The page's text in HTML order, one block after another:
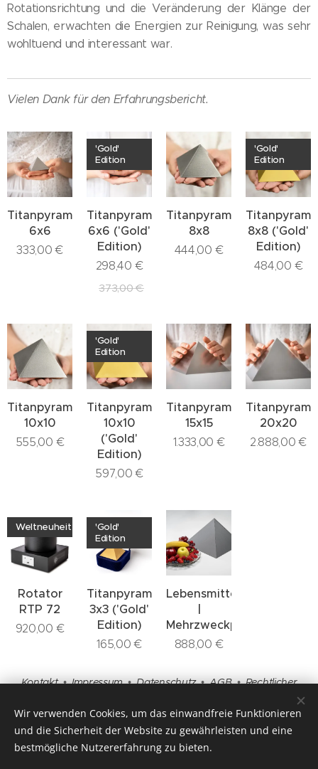
Rotationsrichtung und die Veränderung der Klänge der
Schalen, erwachten die Energien zur Reinigung, was sehr
wohltuend und interessant war.
Vielen Dank für den Erfahrungsbericht.
Titanpyramide
6x6
333,00 €
Titanpyramide
6x6 ('Gold'
Edition)
'Gold'
Edition
298,40 €
373,00€
Titanpyramide
8x8
444,00 €
8x8 ('Gold'
Edition)
'Gold'
Edition
484,00 €
Titanpyramide
10x10
555,00 €
Titanpyramide
10x10
('Gold'
Edition)
'Gold'
Edition
597,00 €
Titanpyramide
15x15
1.333,00 €
20x20
2.888,00 €
Rotator
RTP 72
Weltneuheit
920,00 €
Titanpyramide
3x3 ('Gold'
Edition)
'Gold'
Edition
165,00 €
Lebensmittelpyramide
Mehrzweckpyramide
888,00 €
Kontakt•Impressum•Datenschutz•AGB•Rechtlicher
Wir verwenden Cookies, um das einwandfreie Funktionieren
und die Sicherheit der Website zu gewährleisten und eine
bestmögliche Nutzererfahrung zu bieten.